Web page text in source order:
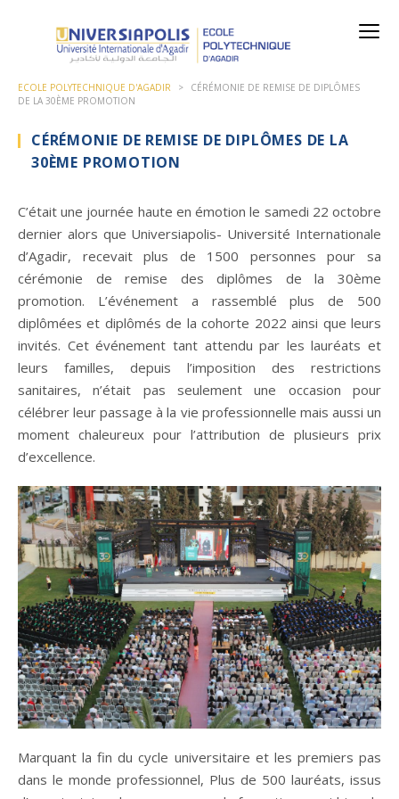
ECOLE POLYTECHNIQUE D'AGADIR >
CÉRÉMONIE DE REMISE DE DIPLÔMES
DE LA 30ÈME PROMOTION
CÉRÉMONIE DE REMISE DE DIPLÔMES DE LA
30ÈME PROMOTION
C’était une journée haute en émotion le samedi 22 octobre
dernier alors que Universiapolis- Université Internationale
d’Agadir, recevait plus de 1500 personnes pour sa
cérémonie de remise des diplômes de la 30ème
promotion. L’événement a rassemblé plus de 500
diplômées et diplômés de la cohorte 2022 ainsi que leurs
invités. Cet événement tant attendu par les lauréats et
leurs familles, depuis l’imposition des restrictions
sanitaires, n’était pas seulement une occasion pour
célébrer leur passage à la vie professionnelle mais aussi un
moment chaleureux pour l’attribution de plusieurs prix
d’excellence.
Marquant la fin du cycle universitaire et les premiers pas
dans le monde professionnel, Plus de 500 lauréats, issus